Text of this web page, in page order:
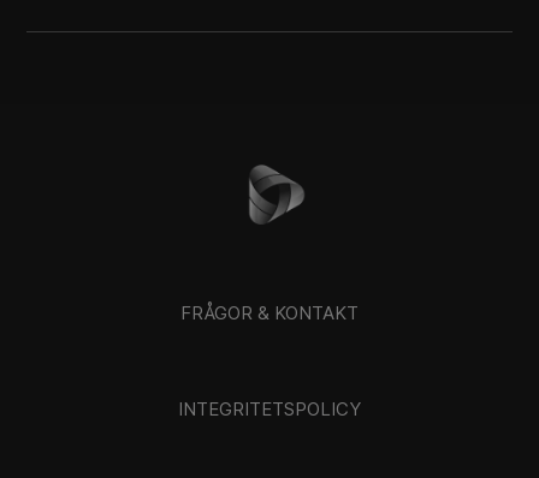
FRÅGOR & KONTAKT
INTEGRITETSPOLICY